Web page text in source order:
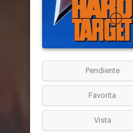
Pendiente
Favorita
Vista